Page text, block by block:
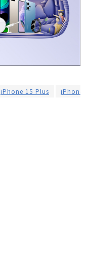
iPhone 15 Plus iPhone